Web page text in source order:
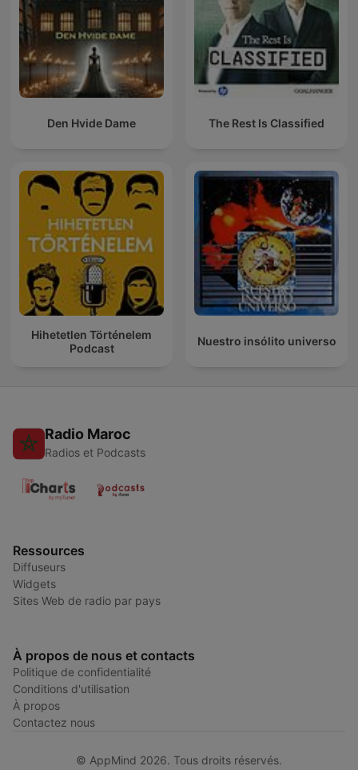
Den Hvide Dame The Rest Is Classified
Hihetetlen Történelem
Podcast
Nuestro insólito universo
Radio Maroc
Radios et Podcasts
Ressources
Diffuseurs
Widgets
Sites Web de radio par pays
À propos de nous et contacts
Politique de confidentialité
Conditions d'utilisation
À propos
Contactez nous
© AppMind 2026. Tous droits réservés.